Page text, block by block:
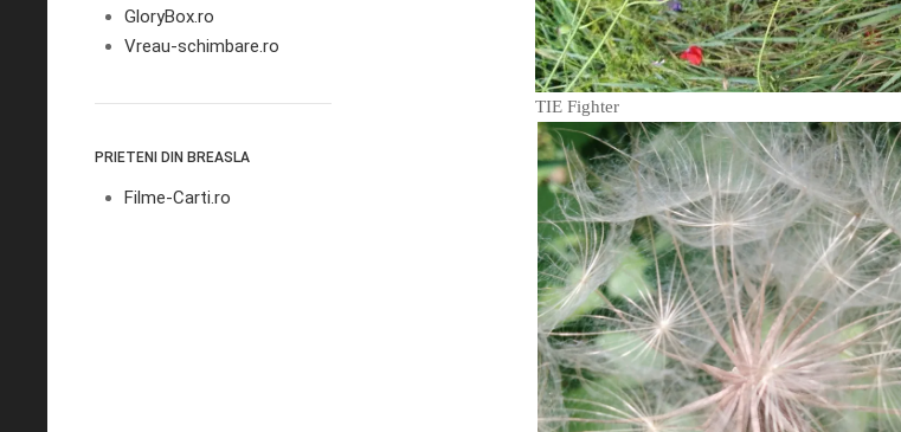
GloryBox.ro
Vreau-schimbare.ro
PRIETENI DIN BREASLA
Filme-Carti.ro
TIE Fighter